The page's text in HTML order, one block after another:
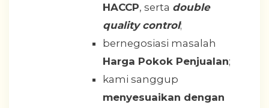
HACCP, serta double
quality control;
bernegosiasi masalah
Harga Pokok Penjualan;
kami sanggup
menyesuaikan dengan